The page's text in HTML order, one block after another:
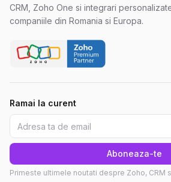
CRM, Zoho One si integrari
companiile din Romania si Europa.
Ramai la curent
Aboneaza-te
Primeste ultimele noutati despre Zoho, CRM